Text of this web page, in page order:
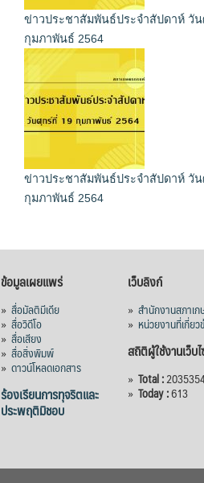
ข่าวประชาสัมพันธ์ประจำสัปดาห์ วัน
กุมภาพันธ์ 2564
ข่าวประชาสัมพันธ์ประจำสัปดาห์ วัน
กุมภาพันธ์ 2564
ข้อมูลเผยแพร่
» สื่อมัลติมีเดีย
» สื่อวิดีโอ
» สื่อเสียง
» สื่อสิ่งพิมพ์
» ดาวน์โหลดเอกสาร
ร้องเรียนการทุจริตและ
ประพฤติมิชอบ
เว็บลิงก์
» สำนักงานสภาเ
» หน่วยงานที่เกี่ย
สถิติผู้ใช้งานเว็บ
» Total :
» Today :613